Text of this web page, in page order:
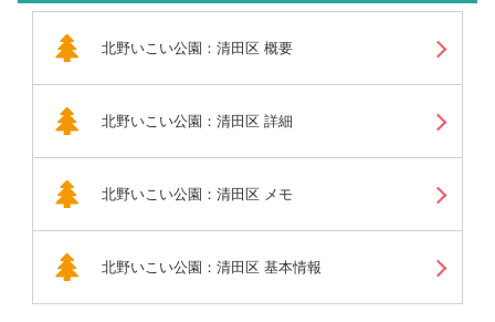
北野いこい公園：清田区 概要
北野いこい公園：清田区 詳細
北野いこい公園：清田区 メモ
北野いこい公園：清田区 基本情報